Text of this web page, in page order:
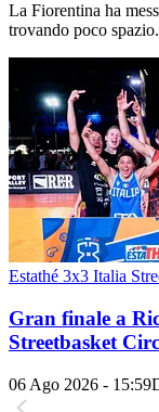
La Fiorentina ha
trovando poco
Estathé 3x3 Italia
Gran finale a
Streetbasket
06 Ago 2026 - 15:59